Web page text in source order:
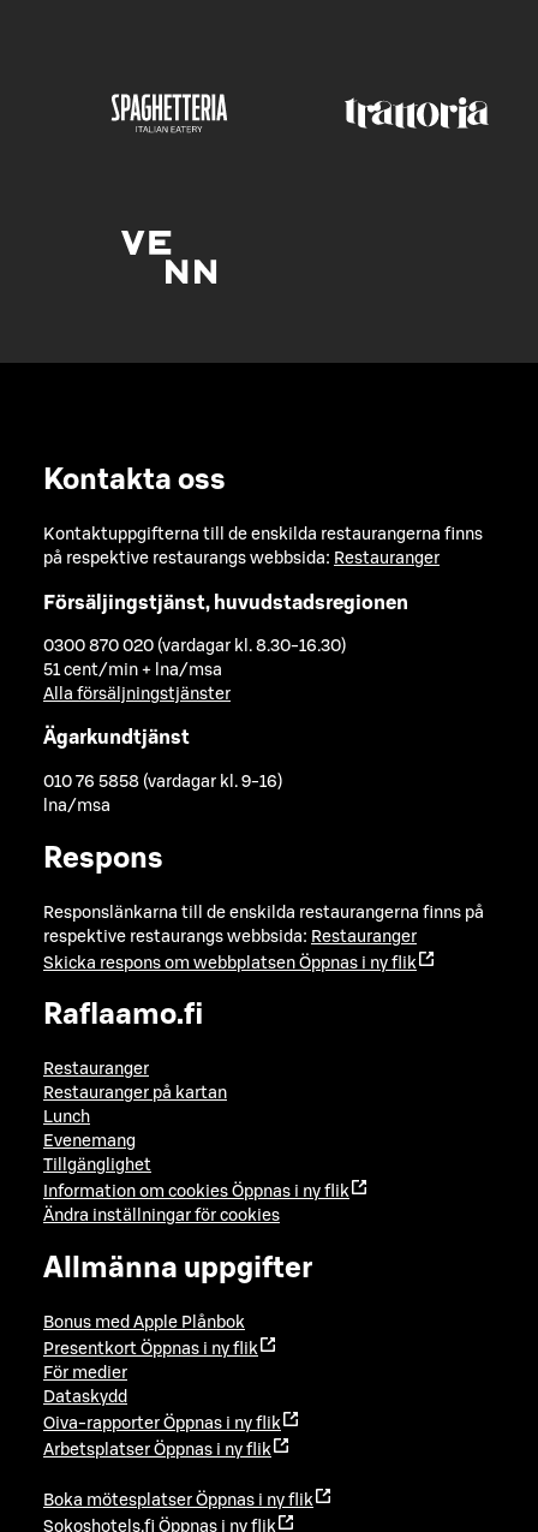
Kontakta oss
Kontaktuppgifterna till de enskilda restaurangerna finns
på respektive restaurangs webbsida: Restauranger
Försäljingstjänst, huvudstadsregionen
0300 870 020 (vardagar kl. 8.30-16.30)
51 cent/min + lna/msa
Alla försäljningstjänster
Ägarkundtjänst
010 76 5858 (vardagar kl. 9-16)
lna/msa
Respons
Responslänkarna till de enskilda restaurangerna finns på
respektive restaurangs webbsida: Restauranger
Skicka respons om webbplatsen Öppnas i ny flik
Raflaamo.fi
Restauranger
Restauranger på kartan
Lunch
Evenemang
Tillgänglighet
Information om cookies Öppnas i ny flik
Ändra inställningar för cookies
Allmänna uppgifter
Bonus med Apple Plånbok
Presentkort Öppnas i ny flik
För medier
Dataskydd
Oiva-rapporter Öppnas i ny flik
Arbetsplatser Öppnas i ny flik
Boka mötesplatser Öppnas i ny flik
Sokoshotels.fi Öppnas i ny flik